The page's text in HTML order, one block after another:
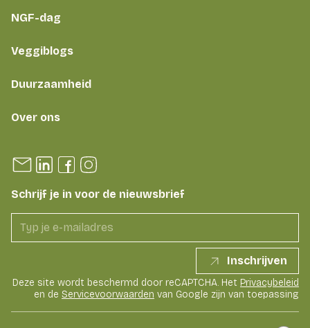
NGF-dag
Veggiblogs
Duurzaamheid
Over ons
Schrijf je in voor de nieuwsbrief
Inschrijven
Deze site wordt beschermd door reCAPTCHA. Het Privacybeleid
en de Servicevoorwaarden van Google zijn van toepassing